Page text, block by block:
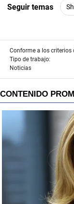
Seguir temas
Conforme a los criterios
Tipo de trabajo:
Noticias